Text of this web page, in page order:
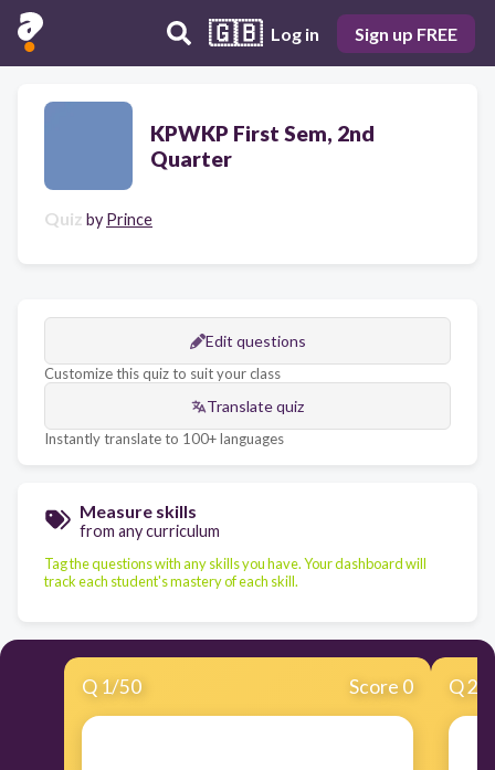
🇬🇧 Log in Sign up FREE
KPWKP First Sem, 2nd
Quarter
Quiz by Prince
Edit questions
Customize this quiz to suit your class
Translate quiz
Instantly translate to 100+ languages
Measure skills
from any curriculum
Tag the questions with any skills you have. Your dashboard will
track each student's mastery of each skill.
Q 1/50 Score 0 Q2